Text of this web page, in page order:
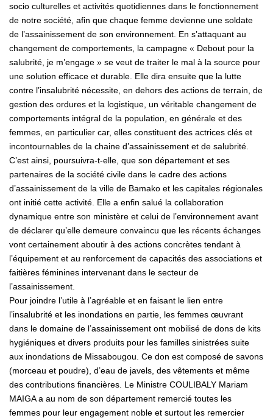
socio culturelles et activités quotidiennes dans le fonctionnement
de notre société, afin que chaque femme devienne une soldate
de l’assainissement de son environnement. En s’attaquant au
changement de comportements, la campagne « Debout pour la
salubrité, je m’engage » se veut de traiter le mal à la source pour
une solution efficace et durable. Elle dira ensuite que la lutte
contre l’insalubrité nécessite, en dehors des actions de terrain, de
gestion des ordures et la logistique, un véritable changement de
comportements intégral de la population, en générale et des
femmes, en particulier car, elles constituent des actrices clés et
incontournables de la chaine d’assainissement et de salubrité.
C’est ainsi, poursuivra-t-elle, que son département et ses
partenaires de la société civile dans le cadre des actions
d’assainissement de la ville de Bamako et les capitales régionales
ont initié cette activité. Elle a enfin salué la collaboration
dynamique entre son ministère et celui de l’environnement avant
de déclarer qu’elle demeure convaincu que les récents échanges
vont certainement aboutir à des actions concrètes tendant à
l’équipement et au renforcement de capacités des associations et
faitières féminines intervenant dans le secteur de
l’assainissement.
Pour joindre l’utile à l’agréable et en faisant le lien entre
l’insalubrité et les inondations en partie, les femmes œuvrant
dans le domaine de l’assainissement ont mobilisé de dons de kits
hygiéniques et divers produits pour les familles sinistrées suite
aux inondations de Missabougou. Ce don est composé de savons
(morceau et poudre), d’eau de javels, des vêtements et même
des contributions financières. Le Ministre COULIBALY Mariam
MAIGA a au nom de son département remercié toutes les
femmes pour leur engagement noble et surtout les remercier